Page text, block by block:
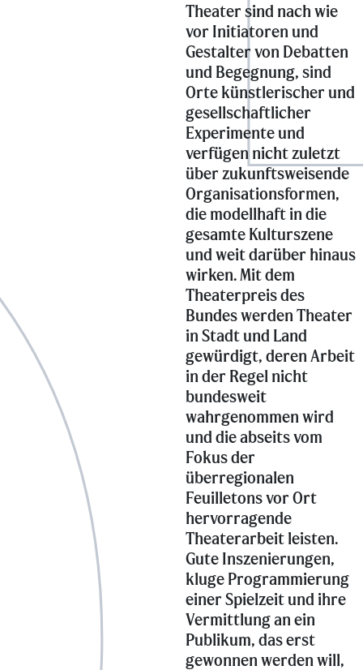
Theater sind nach wie
vor Initiatoren und
Gestalter von Debatten
und Begegnung, sind
Orte künstlerischer und
gesellschaftlicher
Experimente und
verfügen nicht zuletzt
über zukunftsweisende
Organisationsformen,
die modellhaft in die
gesamte Kulturszene
und weit darüber hinaus
wirken. Mit dem
Theaterpreis des
Bundes werden Theater
in Stadt und Land
gewürdigt, deren Arbeit
in der Regel nicht
bundesweit
wahrgenommen wird
und die abseits vom
Fokus der
überregionalen
Feuilletons vor Ort
hervorragende
Theaterarbeit leisten.
Gute Inszenierungen,
kluge Programmierung
einer Spielzeit und ihre
Vermittlung an ein
Publikum, das erst
gewonnen werden will,